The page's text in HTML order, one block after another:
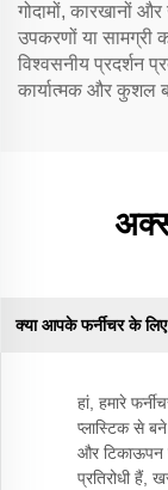
गोदामों, कारखानों
उपकरणों या सामग्री
विश्वसनीय प्रदर्शन
कार्यात्मक और कुशल
क्या आपके फर्नीचर के
हां, हमारे
प्लास्टिक से
और
प्रतिरोधी हैं,